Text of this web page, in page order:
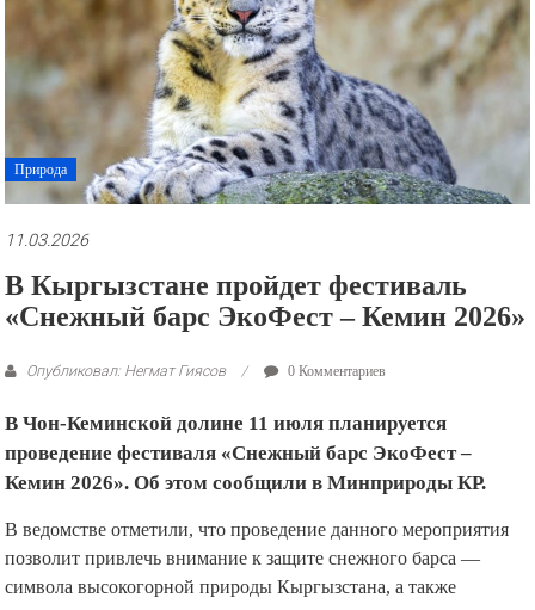
рекламные
презентации.
Природа
11.03.2026
В Кыргызстане пройдет фестиваль
«Снежный барс ЭкоФест – Кемин 2026»
Опубликовал: Негмат Гиясов 0 Комментариев
В Чон-Кеминской долине 11 июля планируется
проведение фестиваля «Снежный барс ЭкоФест –
Кемин 2026». Об этом сообщили в Минприроды КР.
В ведомстве отметили, что проведение данного мероприятия
позволит привлечь внимание к защите снежного барса —
символа высокогорной природы Кыргызстана, а также